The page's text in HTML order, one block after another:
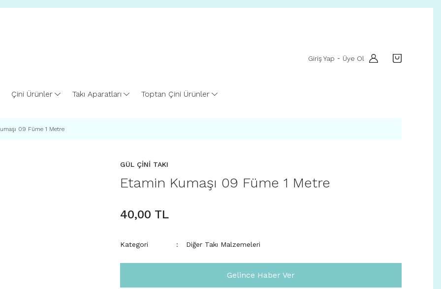
Giriş Yap - Üye Ol
Çini Ürünler Takı Aparatları Toptan Çini Ürünler
09 Füme 1 Metre
GÜL ÇİNİ TAKI
Etamin Kumaşı 09 Füme 1 Metre
40,00 TL
Kategori Diğer Takı Malzemeleri
Gelince Haber Ver